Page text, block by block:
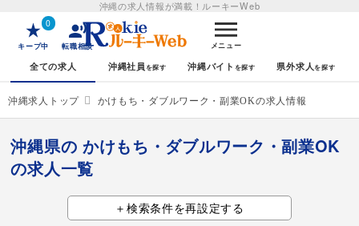
沖縄の求人情報が満載！ ルーキーWeb
0
キープ中 転職相談 メニュー
全ての求人 沖縄社員 沖縄バイト 県外求人
沖縄求人トップ かけもち・ダブルワーク・副業OKの求人情報
沖縄県の かけもち・ダブルワーク・副業OK
の求人一覧
検索条件を再設定する